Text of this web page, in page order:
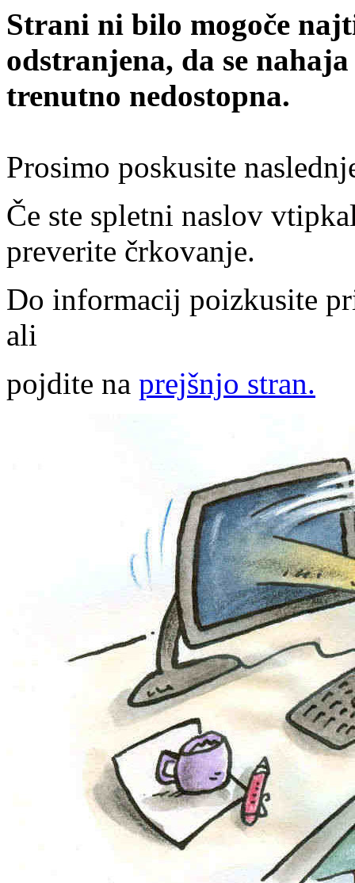
Strani ni bilo mogoče
odstranjena, da se
trenutno nedostopna.
Prosimo poskusite
Če ste spletni naslov
preverite črkovanje.
Do informacij poizkusite
ali
pojdite na prejšnjo stran.